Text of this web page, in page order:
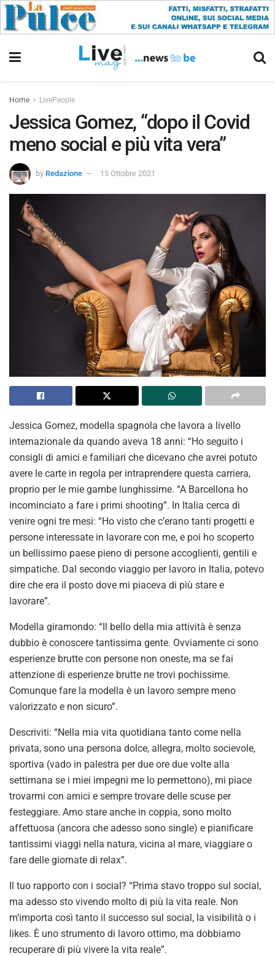
Home LivePeople
Jessica Gomez, “dopo il Covid
meno social e più vita vera”
by Redazione 15 Ottobre 2021
Jessica Gomez, modella spagnola che lavora a livello
internazionale da quando aveva 18 anni: “Ho seguito i
consigli di amici e familiari che dicevano che avrei potuto
avere le carte in regola per intraprendere questa carriera,
proprio per le mie gambe lunghissime. “A Barcellona ho
incominciato a fare i primi shooting”. In Italia cerca di
venire ogni tre mesi: “Ho visto che c’erano tanti progetti e
persone interessate in lavorare con me, e poi ho scoperto
un bellissimo paese pieno di persone accoglienti, gentili e
simpatiche. Dal secondo viaggio per lavoro in Italia, potevo
dire che era il posto dove mi piaceva di più stare e
lavorare”.
Modella giramondo: “Il bello della mia attività è senza
dubbio è conoscere tantissima gente. Ovviamente ci sono
esperienze brutte con persone non oneste, ma se fai
attenzione di esperienze brutte ne trovi pochissime.
Comunque fare la modella è un lavoro sempre meno
valorizzato e non sicuro”.
Descriviti: “Nella mia vita quotidiana tanto come nella
privata, sono una persona dolce, allegra, molto socievole,
sportiva (vado in palestra per due ore due volte alla
settimana se i miei impegni me lo permettono), mi piace
trovarmi con amici e sempre trovare delle scuse per
festeggiare. Amo stare anche in coppia, sono molto
affettuosa (ancora che adesso sono single) e pianificare
tantissimi viaggi nella natura, vicina al mare, viaggiare o
fare delle giornate di relax”.
Il tuo rapporto con i social? “Prima stavo troppo sul social,
ma adesso sto vivendo molto di più la vita reale. Non
m’importa così tanto il successo sul social, la visibilità o i
likes. È uno strumento di lavoro ottimo, ma dobbiamo
recuperare di più vivere la vita reale”.